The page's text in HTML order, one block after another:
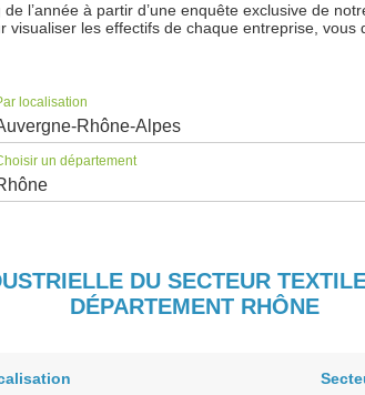
l’année à partir d’une enquête exclusive de
les effectifs de chaque entreprise,
localisation
Rhône-Alpes
un département
DU SECTEUR
DÉPARTEMENT RHÔNE